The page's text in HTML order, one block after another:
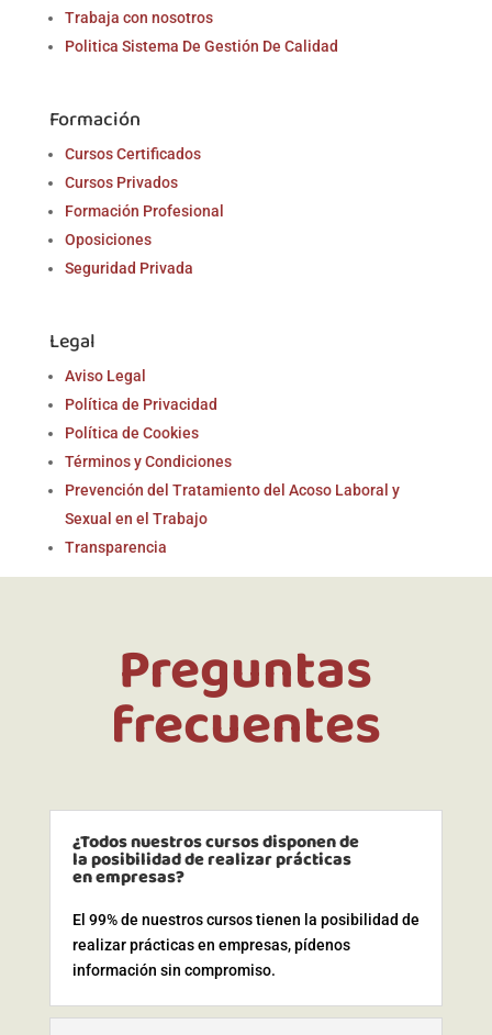
Trabaja con nosotros
Politica Sistema De Gestión De Calidad
Formación
Cursos Certificados
Cursos Privados
Formación Profesional
Oposiciones
Seguridad Privada
Legal
Aviso Legal
Política de Privacidad
Política de Cookies
Términos y Condiciones
Prevención del Tratamiento del Acoso Laboral y
Sexual en el Trabajo
Transparencia
Preguntas
frecuentes
¿Todos nuestros cursos disponen de
la posibilidad de realizar prácticas
en empresas?
El 99% de nuestros cursos tienen la posibilidad de
realizar prácticas en empresas, pídenos
información sin compromiso.